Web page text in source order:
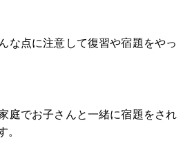
な点に注意して復習や宿題をやっ
庭でお子さんと一緒に宿題をされ
。